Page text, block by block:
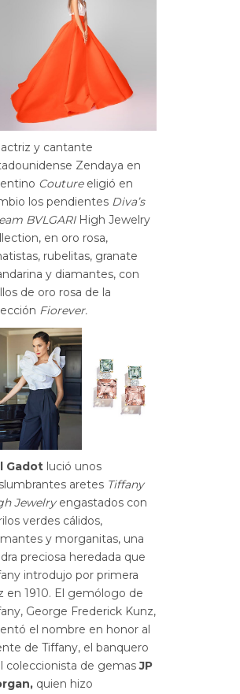
actriz y cantante
Zendaya en
Coutureeligió en
los pendientes Diva’s
BVLGARIHigh Jewelry
en oro rosa,
rubelitas, granate
y diamantes, con
de oro rosa de la
Fiorever.
Gadot lució unos
aretes Tiffany
Jewelryengastados con
verdes cálidos,
y morganitas, una
preciosa heredada que
introdujo por primera
en 1910. El gemólogo de
George Frederick Kunz,
el nombre en honor al
de Tiffany, el banquero
coleccionista de gemasJP
quien hizo